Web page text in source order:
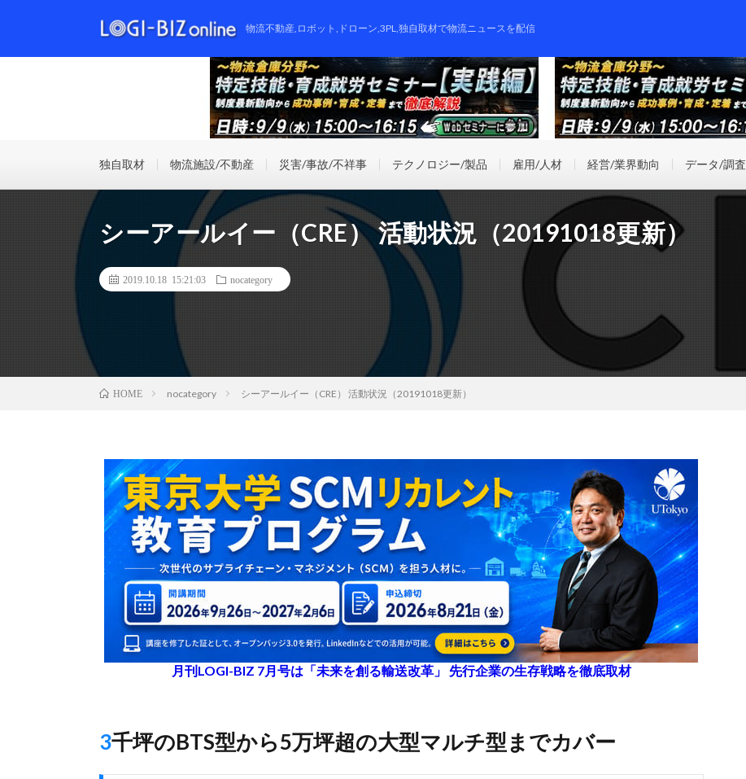
物流不動産,ロボット,ドローン,3PL,独自取材で物流ニュースを配信
独自取材 物流施設/不動産 災害/事故/不祥事 テクノロジー/製品 雇用/人材 経営/業界動向 データ/調査
シーアールイー（CRE） 活動状況（20191018更新）
2019.10.18 15:21:03 nocategory
HOME nocategory シーアールイー（CRE） 活動状況（20191018更新）
月刊LOGI-BIZ 7月号は「未来を創る輸送改革」 先行企業の生存戦略を徹底取材
3千坪のBTS型から5万坪超の大型マルチ型までカバー